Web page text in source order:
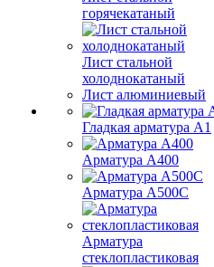
горячекатаный
Лист стальной
холоднокатаный
Лист алюминиевый
Гладкая арматура А1
Арматура А400
Арматура A500C
Арматура
стеклопластиковая